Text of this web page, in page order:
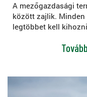
A mezőgazdasági
között zajlik.
legtöbbet kell